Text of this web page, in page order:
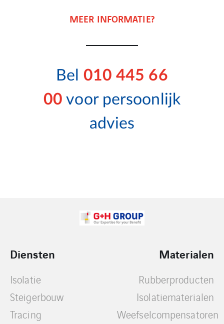
MEER INFORMATIE?
Bel 010 445 66
00 voor persoonlijk
advies
Diensten
Isolatie
Steigerbouw
Tracing
Materialen
Rubberproducten
Isolatiematerialen
Weefselcompensatoren